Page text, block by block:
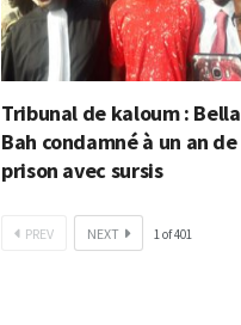
Tribunal de kaloum : Bella
Bah condamné à un an de
prison avec sursis
PREV NEXT 1 of401